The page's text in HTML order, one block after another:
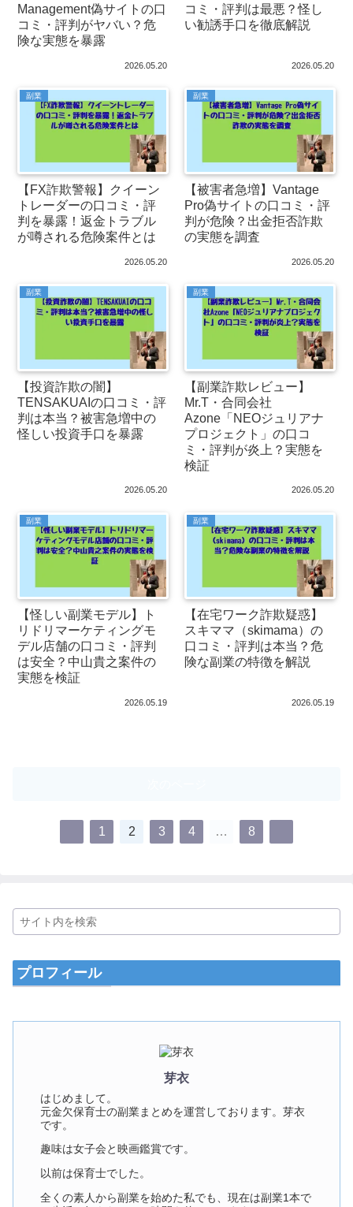
Management偽サイトの口
コミ・評判がヤバい？危
険な実態を暴露
2026.05.20
コミ・評判は最悪？怪し
い勧誘手口を徹底解説
2026.05.20
副業
【FX詐欺警報】クイーン
トレーダーの口コミ・評
判を暴露！返金トラブル
が噂される危険案件とは
2026.05.20
副業
【被害者急増】Vantage
Pro偽サイトの口コミ・評
判が危険？出金拒否詐欺
の実態を調査
2026.05.20
副業
【投資詐欺の闇】
TENSAKUAIの口コミ・評
判は本当？被害急増中の
怪しい投資手口を暴露
2026.05.20
副業
【副業詐欺レビュー】
Mr.T・合同会社
Azone「NEOジュリアナ
プロジェクト」の口コ
ミ・評判が炎上？実態を
検証
2026.05.20
副業
【怪しい副業モデル】ト
リドリマーケティングモ
デル店舗の口コミ・評判
は安全？中山貴之案件の
実態を検証
2026.05.19
副業
【在宅ワーク詐欺疑惑】
スキママ（skimama）の
口コミ・評判は本当？危
険な副業の特徴を解説
2026.05.19
1 2 3 4 … 8
プロフィール
芽衣
はじめまして。
元金欠保育士の副業まとめを運営しております。芽衣
です。
趣味は女子会と映画鑑賞です。
以前は保育士でした。
全くの素人から副業を始めた私でも、現在は副業1本で